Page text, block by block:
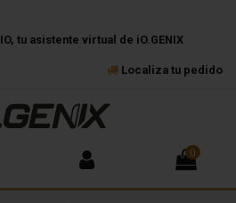
tu asistente virtual de iO.GENIX
Localiza tu pedido
0